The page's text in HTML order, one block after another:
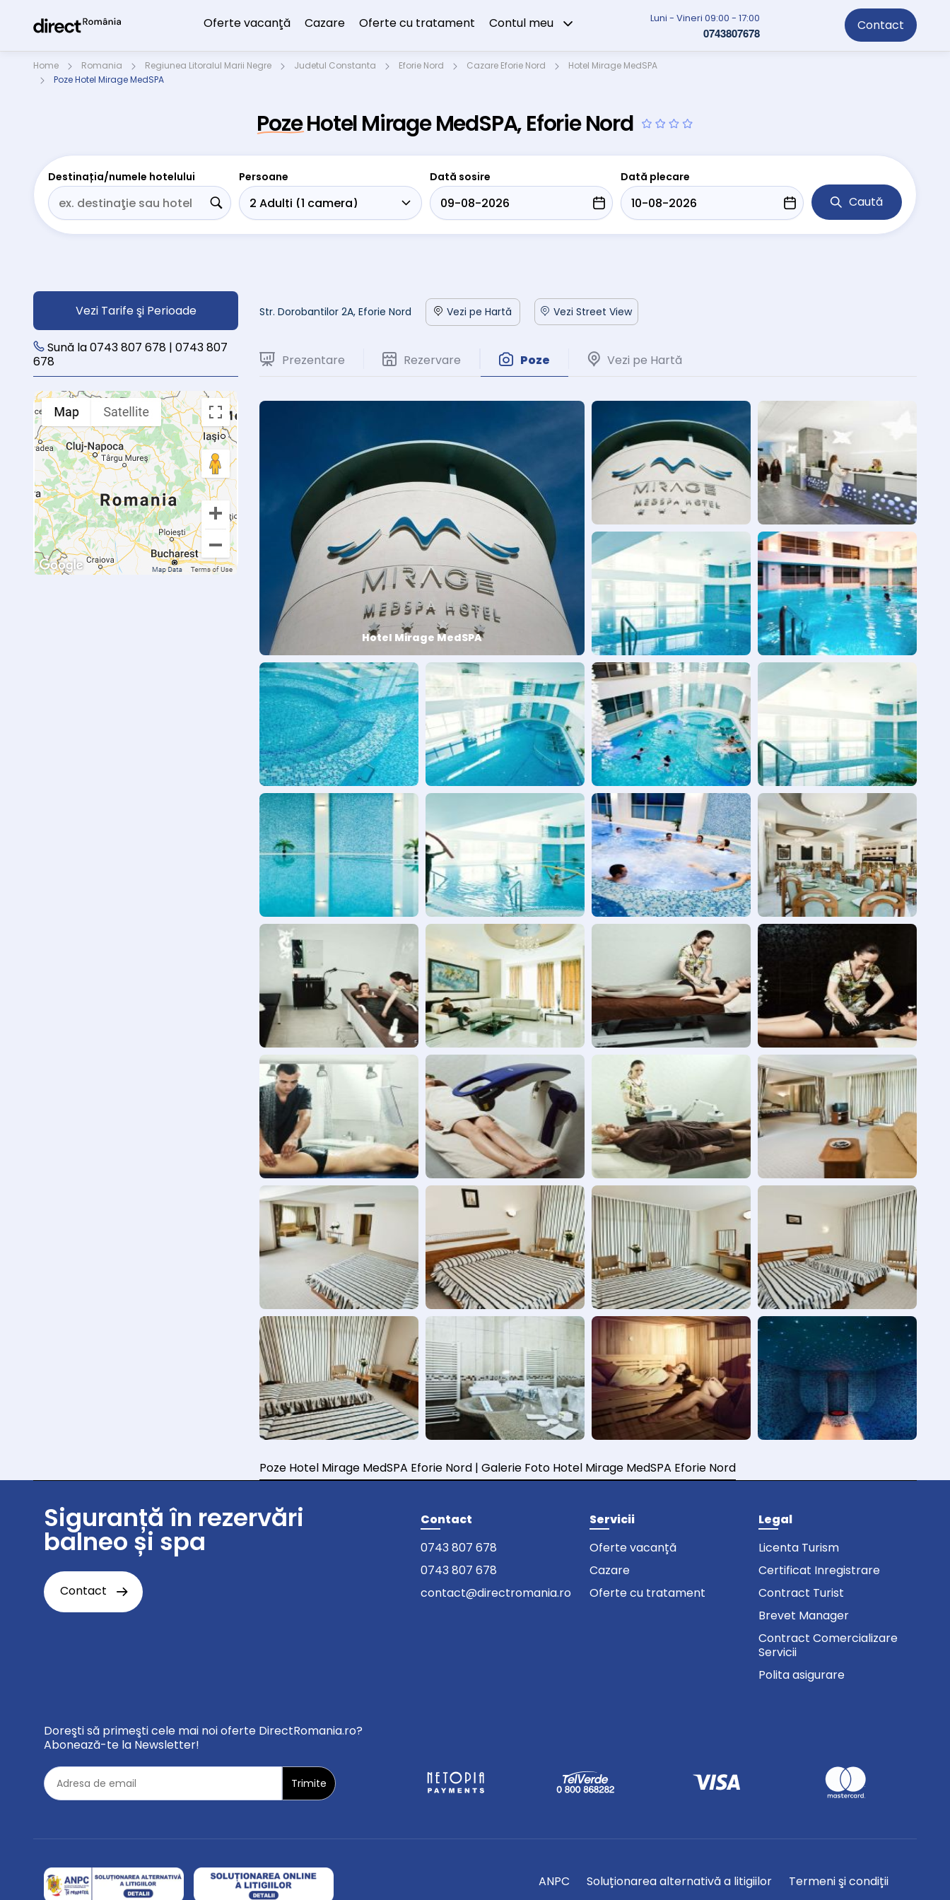
Oferte vacanţă Cazare Oferte cu tratament Contul meu Luni - Vineri 09:00 - 17:00
0743807678 Contact
Home Romania Regiunea Litoralul Marii Negre Judetul Constanta Eforie Nord Cazare Eforie Nord
Hotel Mirage MedSPA
Poze Hotel Mirage MedSPA
Poze Hotel Mirage MedSPA, Eforie Nord
Destinația/numele hotelului Persoane Dată sosire Dată plecare
Caută
Vezi Tarife şi Perioade
Sună la 0743 807 678 | 0743 807
678
Str. Dorobantilor 2A, Eforie Nord Vezi pe Hartă Vezi Street View
Prezentare Rezervare Poze Vezi pe Hartă
Hotel Mirage MedSPA
Poze Hotel Mirage MedSPA Eforie Nord | Galerie Foto Hotel Mirage MedSPA Eforie Nord
Siguranță în rezervări
balneo și spa
Contact
Contact
0743 807 678
0743 807 678
contact@directromania.ro
Servicii
Oferte vacanță
Cazare
Oferte cu tratament
Legal
Licenta Turism
Certificat Inregistrare
Contract Turist
Brevet Manager
Contract Comercializare
Servicii
Polita asigurare
Doreşti să primeşti cele mai noi oferte DirectRomania.ro?
Abonează-te la Newsletter!
ANPC Soluționarea alternativă a litigiilor Termeni şi condiții